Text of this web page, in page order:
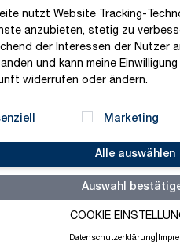
nutzt Website Tracking-
anzubieten, stetig zu
der Interessen der Nutzer
und kann meine
widerrufen oder ändern.
Marketing
Alle auswählen
Auswahl
COOKIE
Datenschutzerklärung